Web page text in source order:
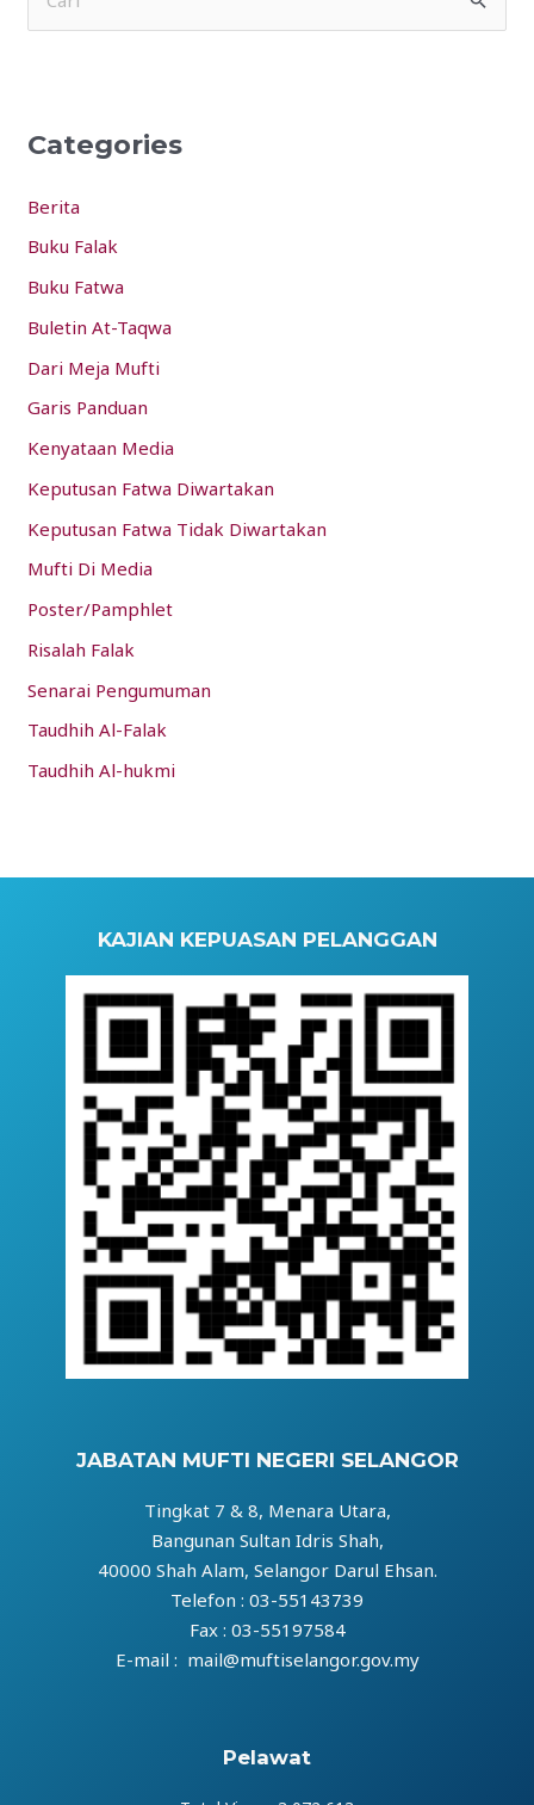
c
f
o
r
:
Categories
Berita
Buku Falak
Buku Fatwa
Buletin At-Taqwa
Dari Meja Mufti
Garis Panduan
Kenyataan Media
Keputusan Fatwa Diwartakan
Keputusan Fatwa Tidak Diwartakan
Mufti Di Media
Poster/Pamphlet
Risalah Falak
Senarai Pengumuman
Taudhih Al-Falak
Taudhih Al-hukmi
KAJIAN KEPUASAN PELANGGAN
JABATAN MUFTI NEGERI SELANGOR
Tingkat 7 & 8, Menara Utara,
Bangunan Sultan Idris Shah,
40000 Shah Alam, Selangor Darul Ehsan.
Telefon : 03-55143739
Fax : 03-55197584
E-mail : mail@muftiselangor.gov.my
Pelawat